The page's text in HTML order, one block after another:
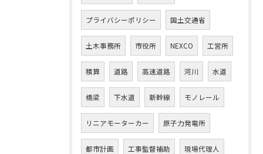
プライバシーポリシー 国土交通省
土木事務所 市役所 NEXCO 工営所
積算 道路 高速道路 河川 水道
橋梁 下水道 新幹線 モノレール
リニアモーターカー 原子力発電所
都市計画 工事監督補助 現場代理人